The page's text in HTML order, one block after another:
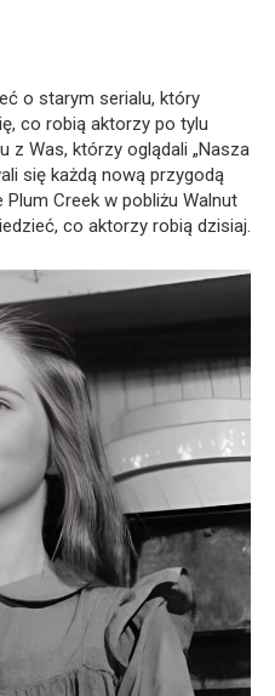
o starym serialu, który
co robią aktorzy po tylu
z Was, którzy oglądali „Nasza
się każdą nową przygodą
Creek w pobliżu Walnut
co aktorzy robią dzisiaj.